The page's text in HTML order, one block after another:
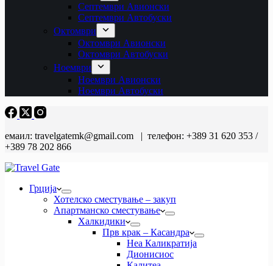
Септември Авионски
Септември Автобуски
Октомври
Октомври Авионски
Октомври Автобуски
Ноември
Ноември Авионски
Ноември Автобуски
емаил: travelgatemk@gmail.com | телефон: +389 31 620 353 /
+389 78 202 866
Грција
Хотелско сместување – закуп
Апартманско сместување
Халкидики
Прв крак – Касандра
Неа Каликратија
Дионисиос